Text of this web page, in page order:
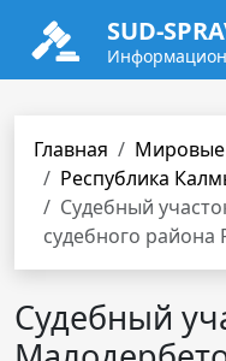
SUD-
Главная
Мировые
Республика
Судебный
судебного района
Судебный